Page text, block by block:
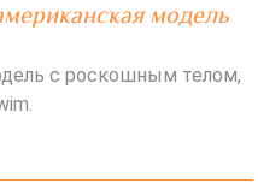
модель
с роскошным телом,